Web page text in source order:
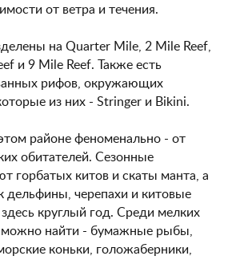
от ветра и течения.
на Quarter Mile, 2 Mile Reef,
и 9 Mile Reef. Также есть
рифов, окружающих
из них - Stringer и Bikini.
районе феноменально - от
обитателей. Сезонные
горбатых китов и скаты манта, а
дельфины, черепахи и китовые
круглый год. Среди мелких
найти - бумажные рыбы,
коньки, голожаберники,